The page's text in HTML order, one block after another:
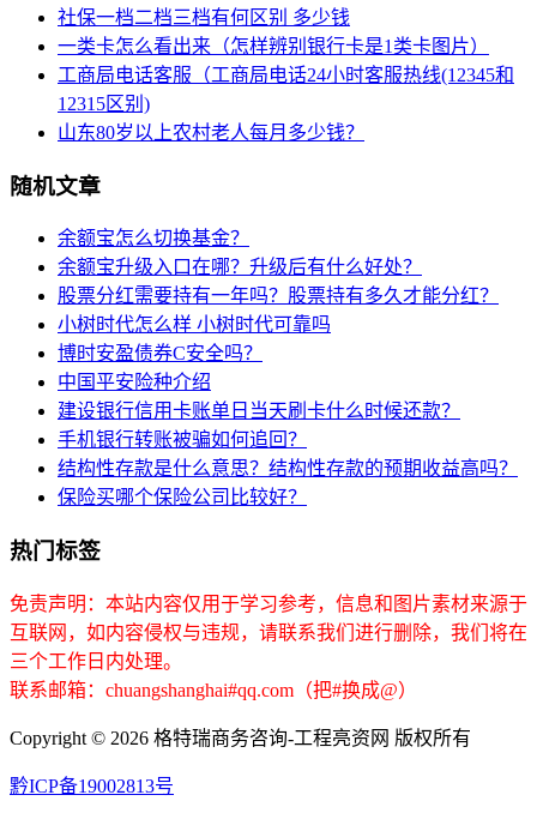
社保一档二档三档有何区别 多少钱
一类卡怎么看出来（怎样辨别银行卡是1类卡图片）
工商局电话客服（工商局电话24小时客服热线(12345和
12315区别)
山东80岁以上农村老人每月多少钱？
随机文章
余额宝怎么切换基金？
余额宝升级入口在哪？升级后有什么好处？
股票分红需要持有一年吗？股票持有多久才能分红？
小树时代怎么样 小树时代可靠吗
博时安盈债券C安全吗？
中国平安险种介绍
建设银行信用卡账单日当天刷卡什么时候还款？
手机银行转账被骗如何追回？
结构性存款是什么意思？结构性存款的预期收益高吗？
保险买哪个保险公司比较好？
热门标签
免责声明：本站内容仅用于学习参考，信息和图片素材来源于
互联网，如内容侵权与违规，请联系我们进行删除，我们将在
三个工作日内处理。
联系邮箱：chuangshanghai#qq.com（把#换成@）
Copyright © 2026 格特瑞商务咨询-工程亮资网 版权所有
黔ICP备19002813号